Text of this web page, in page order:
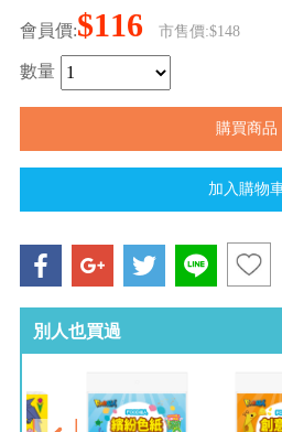
會員價:$116 市售價:$148
數量
別人也買過